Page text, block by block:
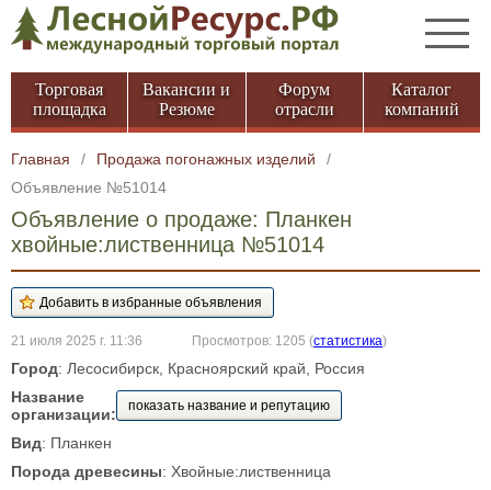
Торговая
площадка
Вакансии и
Резюме
Форум
отрасли
Каталог
компаний
Главная / Продажа погонажных изделий
/
Объявление №51014
Объявление о продаже: Планкен
хвойные:лиственница №51014
21 июля 2025 г. 11:36 Просмотров: 1205 (статистика)
Город: Лесосибирск, Красноярский край, Россия
Название
организации:
показать название и репутацию
Вид: Планкен
Порода древесины: Хвойные:лиственница